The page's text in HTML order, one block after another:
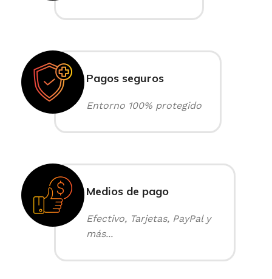
Pagos seguros
Entorno 100% protegido
Medios de pago
Efectivo, Tarjetas, PayPal y
más...